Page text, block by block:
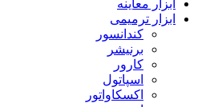
ابزار معاینه
ابزار ترمیمی
کندانسور
برنیشر
کارور
اسپاتول
اکسکاواتور